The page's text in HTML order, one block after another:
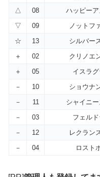
△
08 ハッピー
▽
09 ノットフ
☆
13 シルバー
＋
02 クリノエ
＋
05 イスラ
－
10 ショウナ
－
11 シャイニ
－
03 フェル
－
12 レクラン
－
04 ロスト